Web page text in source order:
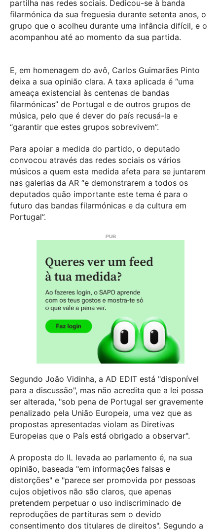
partilha nas redes sociais. Dedicou-se à banda
filarmónica da sua freguesia durante setenta anos, o
grupo que o acolheu durante uma infância difícil, e o
acompanhou até ao momento da sua partida.
E, em homenagem do avô, Carlos Guimarães Pinto
deixa a sua opinião clara. A taxa aplicada é “uma
ameaça existencial às centenas de bandas
filarmónicas” de Portugal e de outros grupos de
música, pelo que é dever do país recusá-la e
“garantir que estes grupos sobrevivem”.
Para apoiar a medida do partido, o deputado
convocou através das redes sociais os vários
músicos a quem esta medida afeta para se juntarem
nas galerias da AR “e demonstrarem a todos os
deputados quão importante este tema é para o
futuro das bandas filarmónicas e da cultura em
Portugal”.
Segundo João Vidinha, a AD EDIT está "disponível
para a discussão", mas não acredita que a lei possa
ser alterada, "sob pena de Portugal ser gravemente
penalizado pela União Europeia, uma vez que as
propostas apresentadas violam as Diretivas
Europeias que o País está obrigado a observar".
A proposta do IL levada ao parlamento é, na sua
opinião, baseada "em informações falsas e
distorções" e "parece ser promovida por pessoas
cujos objetivos não são claros, que apenas
pretendem perpetuar o uso indiscriminado de
reproduções de partituras sem o devido
consentimento dos titulares de direitos". Segundo a